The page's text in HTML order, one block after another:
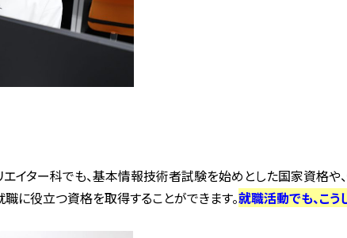
エイター科でも、基本情報技術者試験を始めとした国家資格や
に役立つ資格を取得することができます。就職活動でも、こ